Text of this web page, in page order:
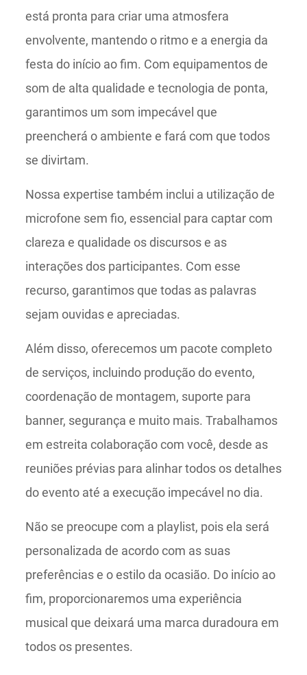
está pronta para criar uma atmosfera
envolvente, mantendo o ritmo e a energia da
festa do início ao fim. Com equipamentos de
som de alta qualidade e tecnologia de ponta,
garantimos um som impecável que
preencherá o ambiente e fará com que todos
se divirtam.
Nossa expertise também inclui a utilização de
microfone sem fio, essencial para captar com
clareza e qualidade os discursos e as
interações dos participantes. Com esse
recurso, garantimos que todas as palavras
sejam ouvidas e apreciadas.
Além disso, oferecemos um pacote completo
de serviços, incluindo produção do evento,
coordenação de montagem, suporte para
banner, segurança e muito mais. Trabalhamos
em estreita colaboração com você, desde as
reuniões prévias para alinhar todos os detalhes
do evento até a execução impecável no dia.
Não se preocupe com a playlist, pois ela será
personalizada de acordo com as suas
preferências e o estilo da ocasião. Do início ao
fim, proporcionaremos uma experiência
musical que deixará uma marca duradoura em
todos os presentes.